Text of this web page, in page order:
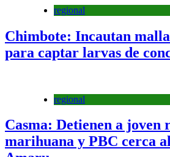
regional
Chimbote: Incautan
para captar larvas de
regional
Casma: Detienen a joven
marihuana y PBC cerca